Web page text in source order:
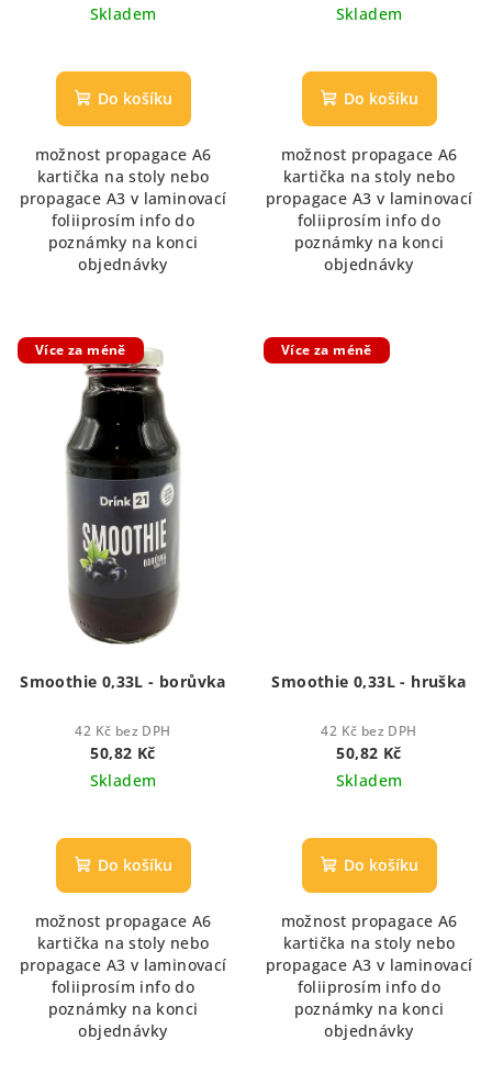
Skladem
Do košíku
možnost propagace A6
kartička na stoly nebo
propagace A3 v laminovací
foliiprosím info do
poznámky na konci
objednávky
Skladem
Do košíku
možnost propagace A6
kartička na stoly nebo
propagace A3 v laminovací
foliiprosím info do
poznámky na konci
objednávky
Více za méně
Smoothie 0,33L - borůvka
42 Kč bez DPH
50,82 Kč
Skladem
Do košíku
možnost propagace A6
kartička na stoly nebo
propagace A3 v laminovací
foliiprosím info do
poznámky na konci
objednávky
Více za méně
Smoothie 0,33L - hruška
42 Kč bez DPH
50,82 Kč
Skladem
Do košíku
možnost propagace A6
kartička na stoly nebo
propagace A3 v laminovací
foliiprosím info do
poznámky na konci
objednávky